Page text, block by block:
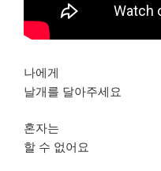
나에게
날개를 달아주세요
혼자는
할 수 없어요